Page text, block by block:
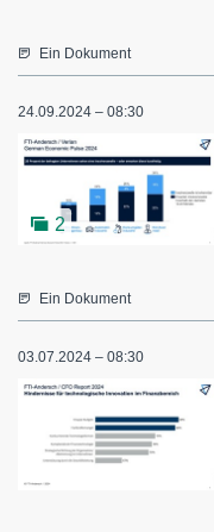
Ein Dokument
24.09.2024 – 08:30
2
Ein Dokument
03.07.2024 – 08:30